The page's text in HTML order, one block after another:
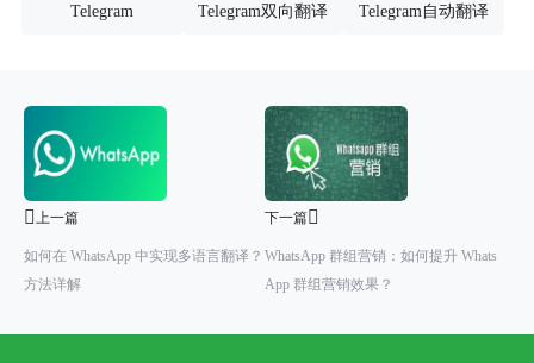
Telegram Telegram双向翻译 Telegram自动翻译
上一篇
如何在 WhatsApp 中实现多语言翻译？
方法详解
下一篇
WhatsApp 群组营销：如何提升 Whats
App 群组营销效果？